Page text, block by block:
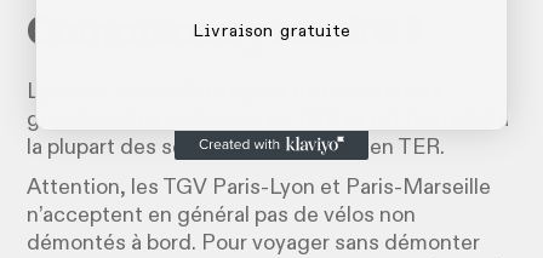
Comment s'y rendre ?
Lyon est accessible depuis de nombreuses
grandes villes en France en TGV et est bien relié à
la plupart des secteurs de la région en TER.
Attention, les TGV Paris-Lyon et Paris-Marseille
n’acceptent en général pas de vélos non
démontés à bord. Pour voyager sans démonter
Livraison gratuite